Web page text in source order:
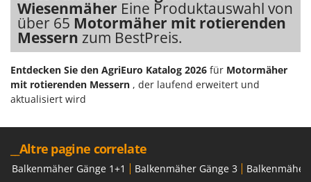
Wiesenmäher Eine Produktauswahl von
über 65 Motormäher mit rotierenden
Messern zum BestPreis.
Entdecken Sie den AgriEuro Katalog 2026 für Motormäher
mit rotierenden Messern , der laufend erweitert und
aktualisiert wird
__Altre pagine correlate
Balkenmäher Gänge 1+1 Balkenmäher Gänge 3 Balkenmäher